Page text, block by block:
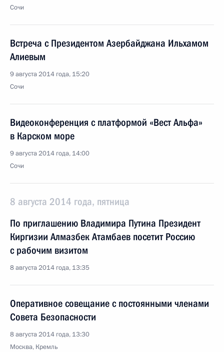
Сочи
Встреча с Президентом Азербайджана Ильхамом
Алиевым
9 августа 2014 года, 15:20
Сочи
Видеоконференция с платформой «Вест Альфа»
в Карском море
9 августа 2014 года, 14:00
Сочи
8 августа 2014 года, пятница
По приглашению Владимира Путина Президент
Киргизии Алмазбек Атамбаев посетит Россию
с рабочим визитом
8 августа 2014 года, 13:35
Оперативное совещание с постоянными членами
Совета Безопасности
8 августа 2014 года, 13:30
Москва, Кремль